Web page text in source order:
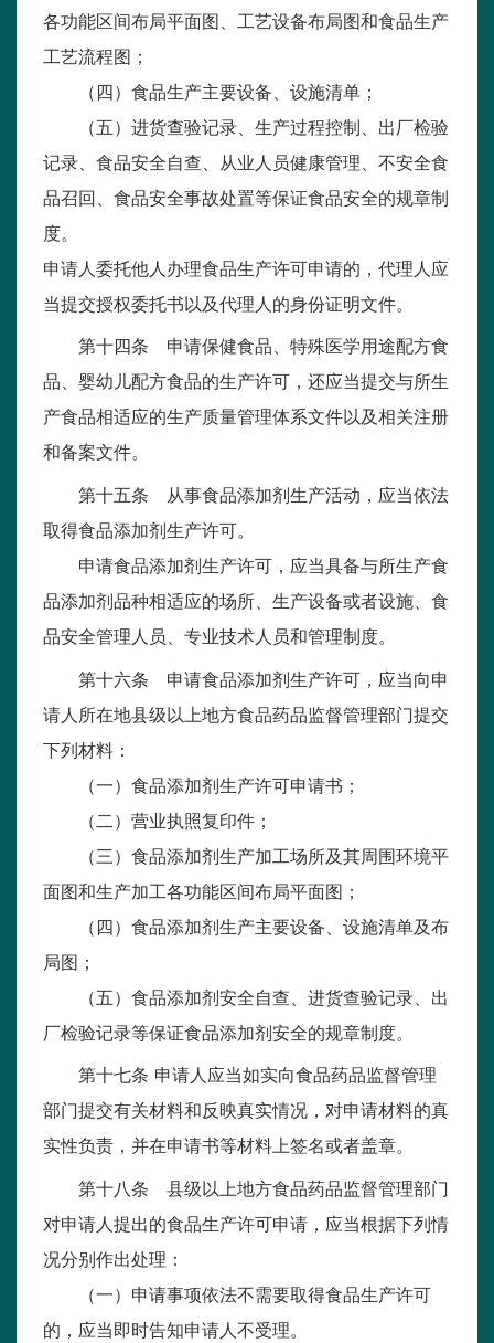
各功能区间布局平面图、工艺设备布局图和食品生产
工艺流程图；
（四）食品生产主要设备、设施清单；
（五）进货查验记录、生产过程控制、出厂检验
记录、食品安全自查、从业人员健康管理、不安全食
品召回、食品安全事故处置等保证食品安全的规章制
度。
申请人委托他人办理食品生产许可申请的，代理人应
当提交授权委托书以及代理人的身份证明文件。
第十四条 申请保健食品、特殊医学用途配方食
品、婴幼儿配方食品的生产许可，还应当提交与所生
产食品相适应的生产质量管理体系文件以及相关注册
和备案文件。
第十五条 从事食品添加剂生产活动，应当依法
取得食品添加剂生产许可。
申请食品添加剂生产许可，应当具备与所生产食
品添加剂品种相适应的场所、生产设备或者设施、食
品安全管理人员、专业技术人员和管理制度。
第十六条 申请食品添加剂生产许可，应当向申
请人所在地县级以上地方食品药品监督管理部门提交
下列材料：
（一）食品添加剂生产许可申请书；
（二）营业执照复印件；
（三）食品添加剂生产加工场所及其周围环境平
面图和生产加工各功能区间布局平面图；
（四）食品添加剂生产主要设备、设施清单及布
局图；
（五）食品添加剂安全自查、进货查验记录、出
厂检验记录等保证食品添加剂安全的规章制度。
第十七条 申请人应当如实向食品药品监督管理
部门提交有关材料和反映真实情况，对申请材料的真
实性负责，并在申请书等材料上签名或者盖章。
第十八条 县级以上地方食品药品监督管理部门
对申请人提出的食品生产许可申请，应当根据下列情
况分别作出处理：
（一）申请事项依法不需要取得食品生产许可
的，应当即时告知申请人不受理。